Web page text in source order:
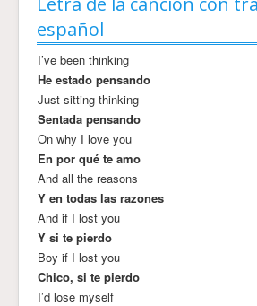
español
I’ve been thinking
He estado pensando
Just sitting thinking
Sentada pensando
On why I love you
En por qué te amo
And all the reasons
Y en todas las razones
And if I lost you
Y si te pierdo
Boy if I lost you
Chico, si te pierdo
I’d lose myself